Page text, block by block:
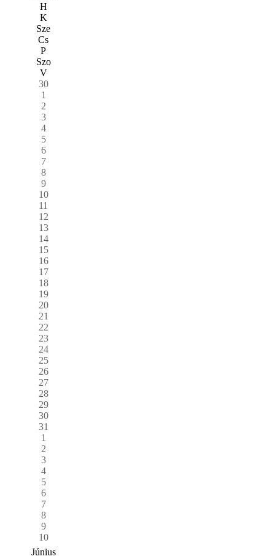
H
K
Sze
Cs
P
Szo
V
30
1
2
3
4
5
6
7
8
9
10
11
12
13
14
15
16
17
18
19
20
21
22
23
24
25
26
27
28
29
30
31
1
2
3
4
5
6
7
8
9
10
Június